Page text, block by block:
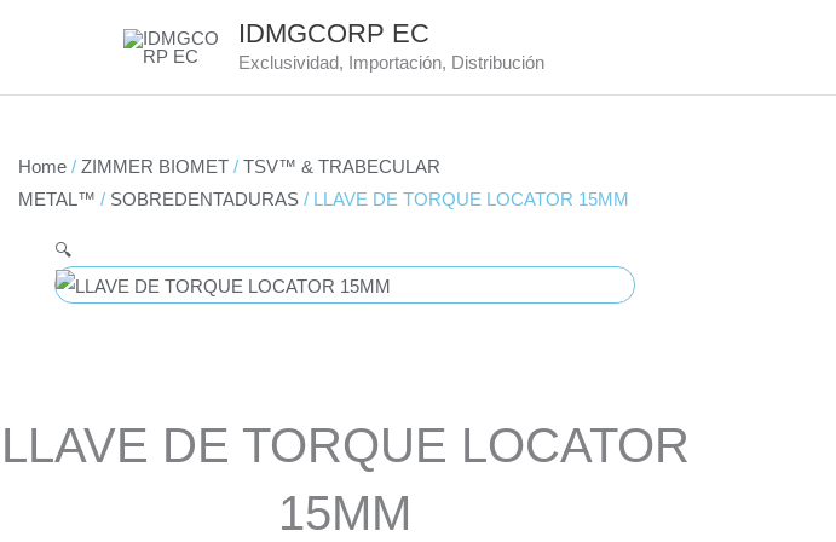
IDMGCORP EC
Exclusividad, Importación, Distribución
Home / ZIMMER BIOMET / TSV™ & TRABECULAR
METAL™ / SOBREDENTADURAS / LLAVE DE TORQUE LOCATOR 15MM
🔍
LLAVE DE TORQUE LOCATOR
15MM